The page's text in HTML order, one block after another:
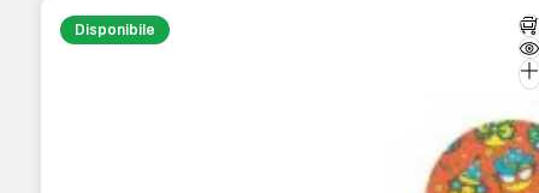
Disponibile